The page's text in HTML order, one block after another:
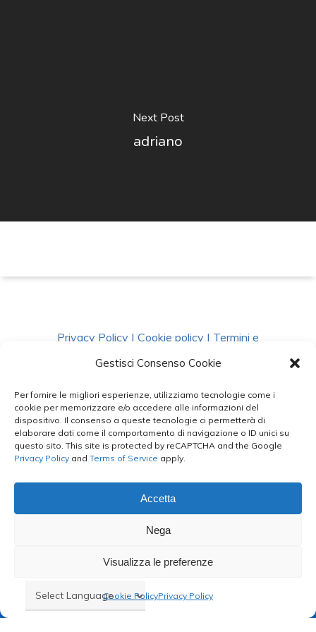
Gestisci Consenso Cookie
Per fornire le migliori esperienze, utilizziamo tecnologie come i
cookie per memorizzare e/o accedere alle informazioni del
dispositivo. Il consenso a queste tecnologie ci permetterà di
elaborare dati come il comportamento di navigazione o ID unici su
questo sito. This site is protected by reCAPTCHA and the Google
Privacy Policy and Terms of Service apply.
Accetta
Nega
Visualizza le preferenze
Cookie PolicyPrivacy Policy
Next Post
adriano
Privacy Policy | Cookie policy | Termini e
Condizioni|Richiedi Dati
facebook instagram whatsappphone
email
Le Bontà del Capo ©